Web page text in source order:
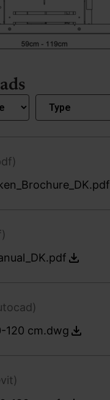
120 cm.dwg